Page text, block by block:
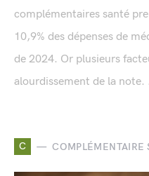
complémentaires santé
10,9% des dépenses de
de 2024. Or plusieurs
alourdissement de la note.
C COMPLÉMENTAIRE